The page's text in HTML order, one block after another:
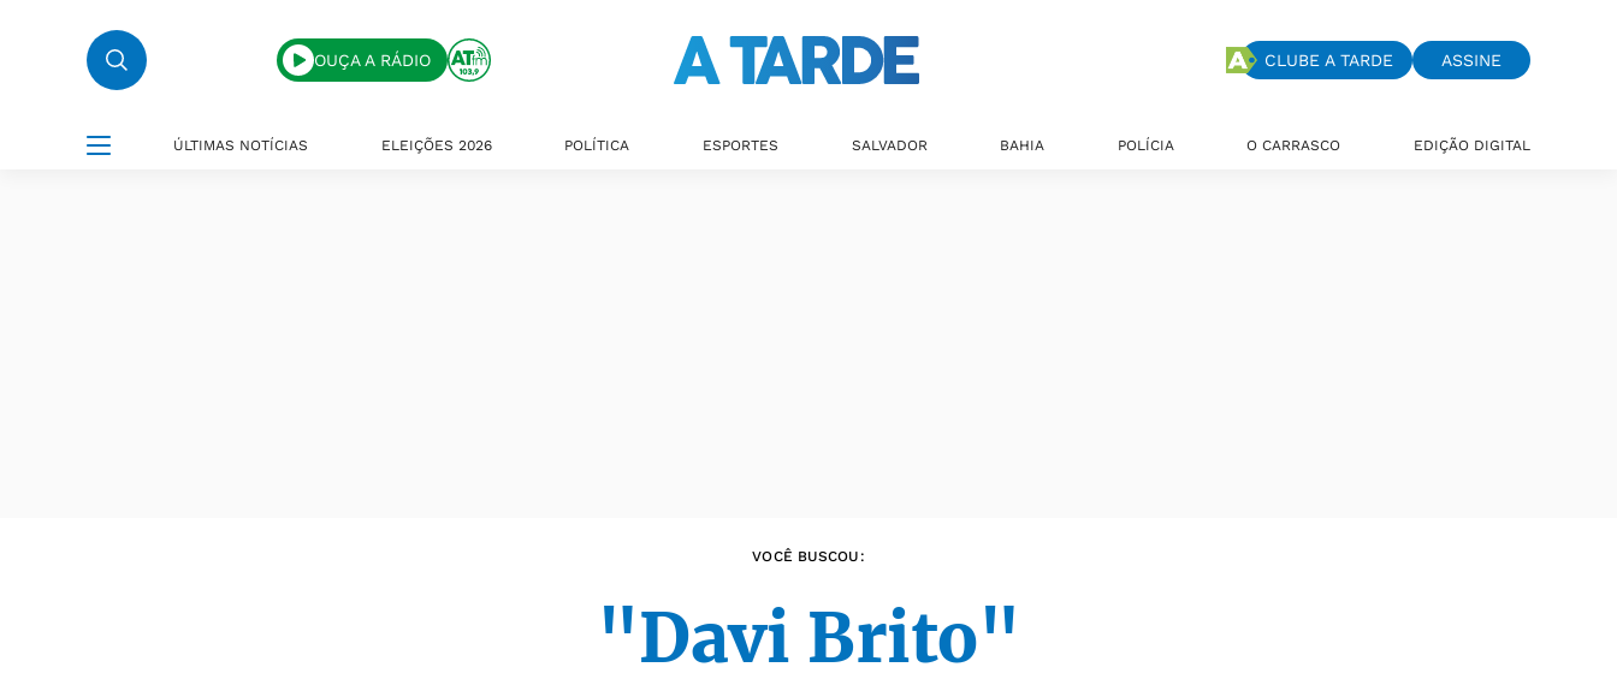
OUÇA A RÁDIO CLUBE A TARDE ASSINE
ÚLTIMAS NOTÍCIAS ELEIÇÕES 2026 POLÍTICA ESPORTES SALVADOR BAHIA POLÍCIA O CARRASCO EDIÇÃO DIGITAL
VOCÊ BUSCOU:
"Davi Brito"